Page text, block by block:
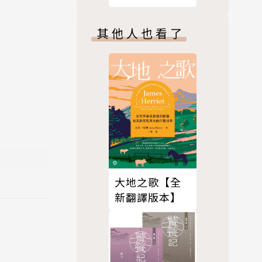
子彈，
萬名居
毫不知
魘。倖
含毛髮
危害，
其他人也看了
大地之歌【全
新翻譯版本】